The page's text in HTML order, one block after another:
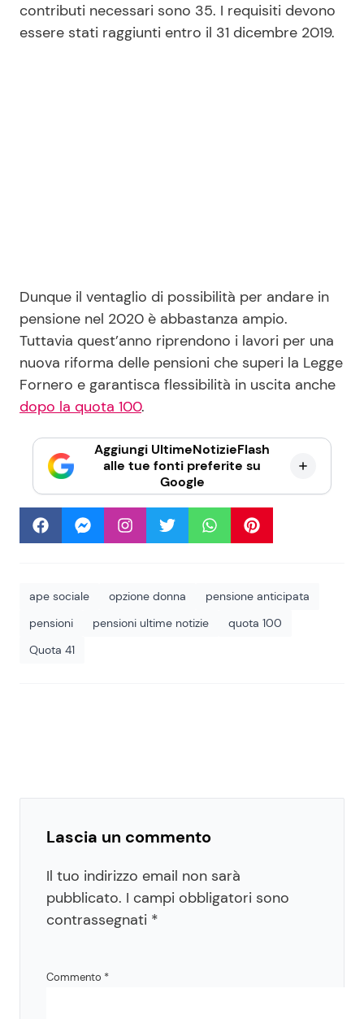
contributi necessari sono 35. I requisiti devono
essere stati raggiunti entro il 31 dicembre 2019.
Dunque il ventaglio di possibilità per andare in
pensione nel 2020 è abbastanza ampio.
Tuttavia quest’anno riprendono i lavori per una
nuova riforma delle pensioni che superi la Legge
Fornero e garantisca flessibilità in uscita anche
dopo la quota 100.
Aggiungi UltimeNotizieFlash
alle tue fonti preferite su
Google
ape sociale opzione donna
pensione anticipata
pensioni
pensioni ultime notizie
quota 100
Quota 41
Lascia un commento
Il tuo indirizzo email non sarà
pubblicato. I campi obbligatori sono
contrassegnati *
Commento *